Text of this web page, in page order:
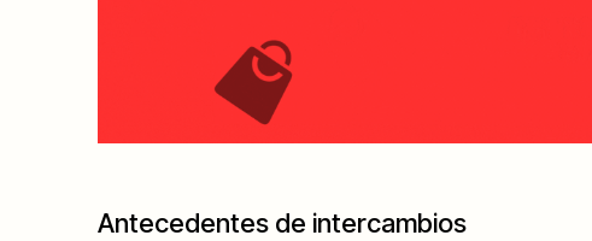
Antecedentes de intercambios